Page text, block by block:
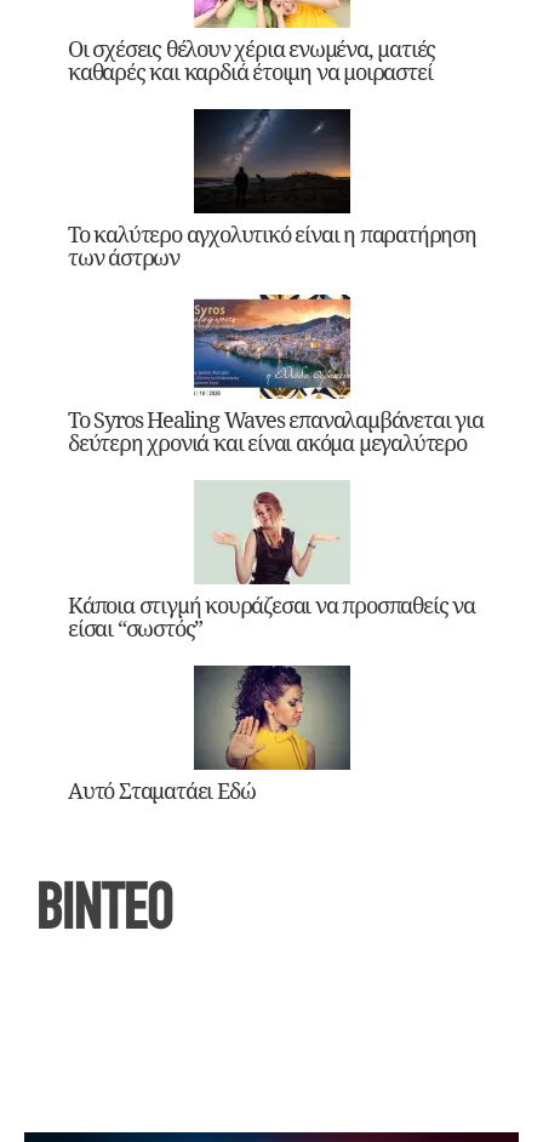
Οι σχέσεις θέλουν χέρια ενωμένα, ματιές
καθαρές και καρδιά έτοιμη να μοιραστεί
Το καλύτερο αγχολυτικό είναι η παρατήρηση
των άστρων
Το Syros Healing Waves επαναλαμβάνεται για
δεύτερη χρονιά και είναι ακόμα μεγαλύτερο
Κάποια στιγμή κουράζεσαι να προσπαθείς να
είσαι “σωστός”
Αυτό Σταματάει Εδώ
ΒΙΝΤΕΟ